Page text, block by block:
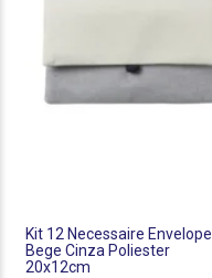
Kit 12 Necessaire Envelope
Bege Cinza Poliester
20x12cm